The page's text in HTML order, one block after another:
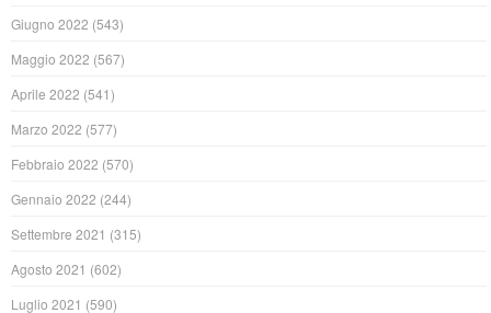
Giugno 2022 (543)
Maggio 2022 (567)
Aprile 2022 (541)
Marzo 2022 (577)
Febbraio 2022 (570)
Gennaio 2022 (244)
Settembre 2021 (315)
Agosto 2021 (602)
Luglio 2021 (590)